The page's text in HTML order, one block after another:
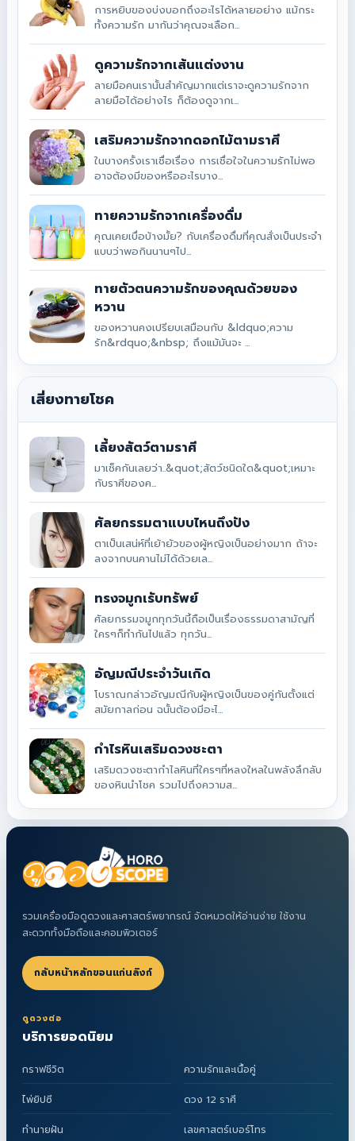
การหยิบของบ่งบอกถึงอะไรได้หลายอย่าง แม้กระ
ทั้งความรัก มากันว่าคุณจะเลือก...
ดูความรักจากเส้นแต่งงาน
ลายมือคนเรานั้นสำคัญมากแต่เราจะดูความรักจาก
ลายมือได้อย่างไร ก็ต้องดูจากเ...
เสริมความรักจากดอกไม้ตามราศี
ในบางครั้งเราเชื่อเรื่อง การเชื่อใจในความรักไม่พอ
อาจต้องมีของหรืออะไรบาง...
ทายความรักจากเครื่องดื่ม
คุณเคยเบื่อบ้างมั้ย? กับเครื่องดื่มที่คุณสั่งเป็นประจำ
แบบว่าพอกินนานๆไป...
ทายตัวตนความรักของคุณด้วยของ
หวาน
ของหวานคงเปรียบเสมือนกับ &ldquo;ความ
รัก&rdquo;&nbsp; ถึงแม้มันจะ ...
เสี่ยงทายโชค
เลี้ยงสัตว์ตามราศี
มาเช็คกันเลยว่า..&quot;สัตว์ชนิดใด&quot;เหมาะ
กับราศีของค...
ศัลยกรรมตาแบบไหนถึงปัง
ตาเป็นเสน่ห์ที่เย้ายัวของผู้หญิงเป็นอย่างมาก ถ้าจะ
ลงจากบนคานไม่ได้ด้วยเล...
ทรงจมูกเรับทรัพย์
ศัลยกรรมจมูกทุกวันนี้ถือเป็นเรื่องธรรมดาสามัญที่
ใครๆก็ทำกันไปแล้ว ทุกวัน...
อัญมณีประจำวันเกิด
โบราณกล่าวอัญมณีกับผู้หญิงเป็นของคู่กันตั้งแต่
สมัยกาลก่อน ฉนั้นต้องมีอะไ...
กำไรหินเสริมดวงชะตา
เสริมดวงชะตากำไลหินที่ใครๆที่หลงใหลในพลังลึกลับ
ของหินนำโชค รวมไปถึงความส...
รวมเครื่องมือดูดวงและศาสตร์พยากรณ์ จัดหมวดให้อ่านง่าย ใช้งาน
สะดวกทั้งมือถือและคอมพิวเตอร์
กลับหน้าหลักขอนแก่นลิงก์
ดูดวงต่อ
บริการยอดนิยม
กราฟชีวิต ความรักและเนื้อคู่
ไพ่ยิปซี ดวง 12 ราศี
ทำนายฝัน เลขศาสตร์เบอร์โทร